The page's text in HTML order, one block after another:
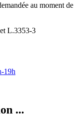
au moment de
L.3353-3
19h
...